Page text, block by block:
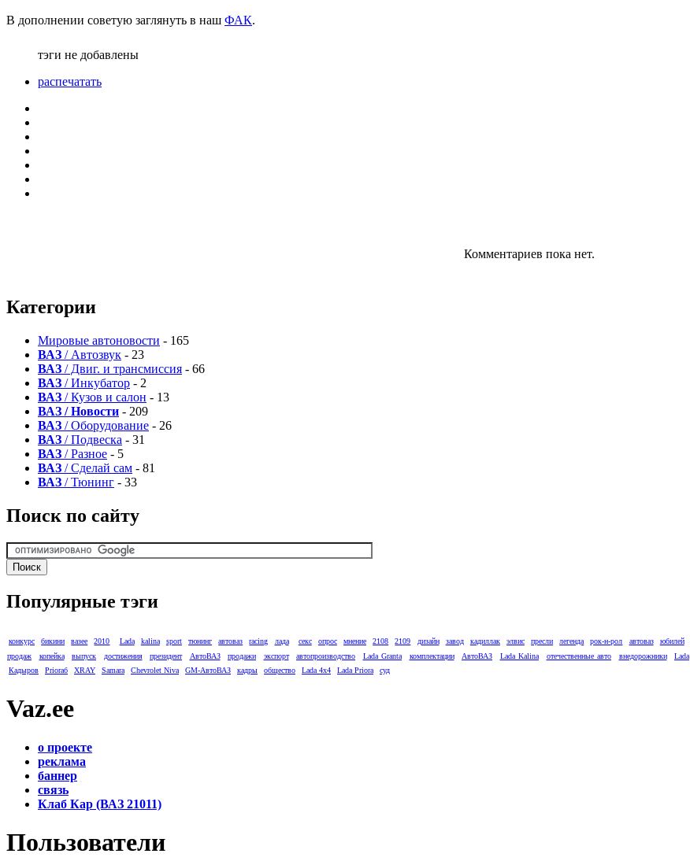
В дополнении советую заглянуть в наш ФАК.
тэги не добавлены
распечатать
Комментариев пока нет.
Категории
Мировые автоновости - 165
ВАЗ / Автозвук - 23
ВАЗ / Двиг. и трансмиссия - 66
ВАЗ / Инкубатор - 2
ВАЗ / Кузов и салон - 13
ВАЗ / Новости - 209
ВАЗ / Оборудование - 26
ВАЗ / Подвеска - 31
ВАЗ / Разное - 5
ВАЗ / Сделай сам - 81
ВАЗ / Тюнинг - 33
Поиск по сайту
Популярные тэги
конкурс бикини вазее 2010 Lada kalina sport тюнинг автоваз racing лада секс опрос мнение 2108 2109 дизайн завод кадиллак элвис пресли легенда рок-н-рол автоваз юбилей
продаж
копейка выпуск достижения президент АвтоВАЗ продажи экспорт автопроизводство Lada Granta комплектации АвтоВАЗ Lada Kalina отечественные авто внедорожники Lada
Кадыров
Prioraб XRAY Samara Chevrolet Niva GM-АвтоВАЗ кадры общество Lada 4x4 Lada Priora суд
Vaz.ee
о проекте
реклама
баннер
связь
Клаб Кар (ВАЗ 21011)
Пользователи